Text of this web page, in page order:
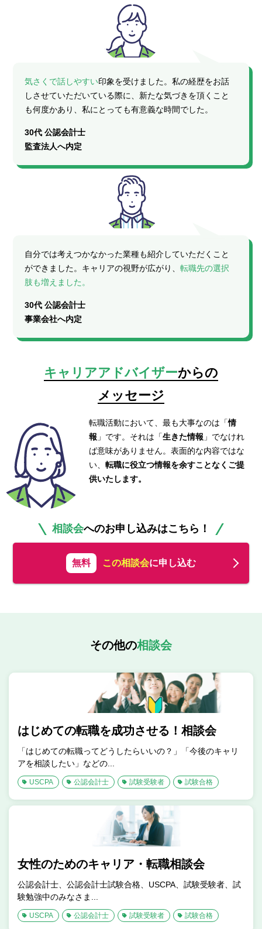
気さくで話しやすい印象を受けました。私の経歴をお話
しさせていただいている際に、新たな気づきを頂くこと
も何度かあり、私にとっても有意義な時間でした。
30代 公認会計士
監査法人へ内定
自分では考えつかなかった業種も紹介していただくこと
ができました。キャリアの視野が広がり、転職先の選択
肢も増えました。
30代 公認会計士
事業会社へ内定
キャリアアドバイザーからの
メッセージ
転職活動において、最も大事なのは「情
報 」です。それは「生きた情報 」でなけれ
ば意味がありません。表面的な内容ではな
い、転職に役立つ情報を余すことなくご提
供いたします。
相談会へのお申し込みはこちら！
無料 この相談会に申し込む
その他の相談会
はじめての転職を成功させる！相談会
「はじめての転職ってどうしたらいいの？」「今後のキャリ
アを相談したい」などの...
USCPA 公認会計士 試験受験者 試験合格
女性のためのキャリア・転職相談会
公認会計士、公認会計士試験合格、USCPA、試験受験者、試
験勉強中のみなさま...
USCPA 公認会計士 試験受験者 試験合格